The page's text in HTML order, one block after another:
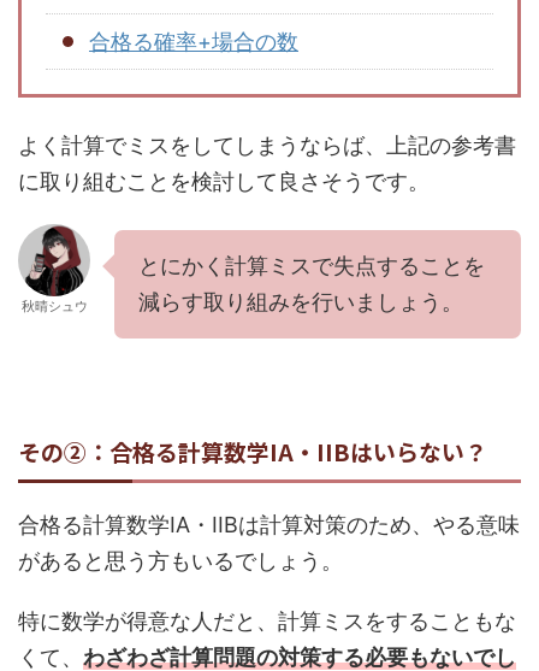
合格る確率+場合の数
よく計算でミスをしてしまうならば、上記の参考書
に取り組むことを検討して良さそうです。
秋晴シュウ
とにかく計算ミスで失点することを
減らす取り組みを行いましょう。
その②：合格る計算数学IA・IIBはいらない？
合格る計算数学IA・IIBは計算対策のため、やる意味
があると思う方もいるでしょう。
特に数学が得意な人だと、計算ミスをすることもな
くて、 わざわざ計算問題の対策する必要もないでし